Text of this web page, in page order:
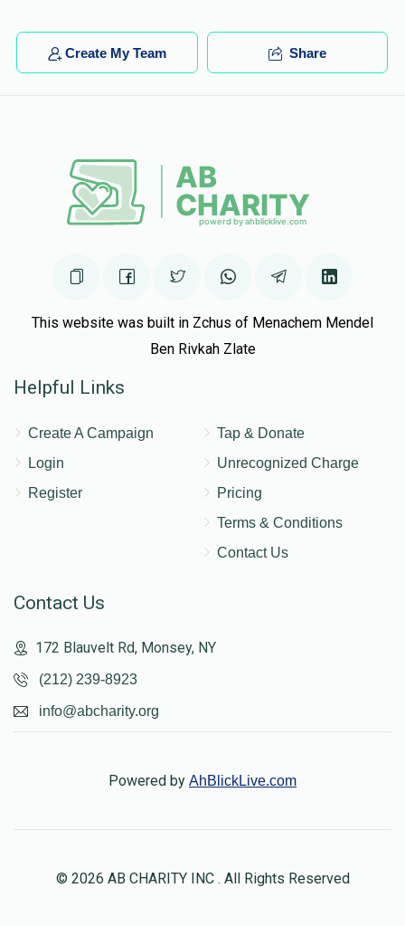
Create My Team Share
This website was built in Zchus of Menachem Mendel
Ben Rivkah Zlate
Helpful Links
Create A Campaign
Login
Register
Tap & Donate
Unrecognized Charge
Pricing
Terms & Conditions
Contact Us
Contact Us
172 Blauvelt Rd, Monsey, NY
(212) 239-8923
info@abcharity.org
Powered by AhBlickLive.com
© 2026 AB CHARITY INC . All Rights Reserved